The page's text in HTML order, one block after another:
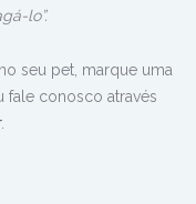
lo”.
seu pet, marque uma
fale conosco através
.